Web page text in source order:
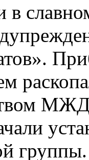
группы.